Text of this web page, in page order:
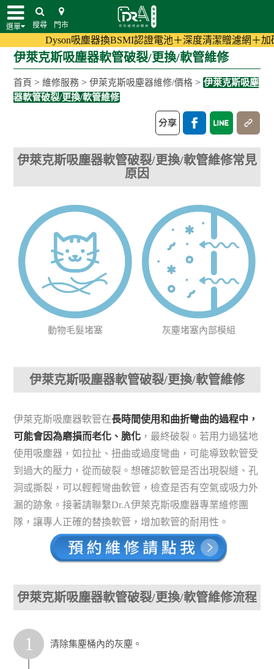
選單 搜尋 門市
Dyson吸塵器換BSMI認證電池＋深度清潔贈濾網＋加碼至
伊萊克斯吸塵器軟管破裂/更換/軟管維修
首頁 >維修服務 >伊萊克斯吸塵器維修/價格 > 伊萊克斯吸塵
器軟管破裂/更換/軟管維修
伊萊克斯吸塵器軟管破裂/更換/軟管維修常見
原因
動物毛髮堵塞 灰塵堵塞內部模組
伊萊克斯吸塵器軟管破裂/更換/軟管維修
伊萊克斯吸塵器軟管在長時間使用和曲折彎曲的過程中，
可能會因為磨損而老化、脆化 ，最終破裂。若用力過猛地
使用吸塵器，如拉扯、扭曲或過度彎曲，可能導致軟管受
到過大的壓力，從而破裂。想確認軟管是否出現裂縫、孔
洞或撕裂，可以輕輕彎曲軟管，檢查是否有空氣或吸力外
漏的跡象。接著請聯繫Dr.A伊萊克斯吸塵器專業維修團
隊，讓專人正確的替換軟管，增加軟管的耐用性。
伊萊克斯吸塵器軟管破裂/更換/軟管維修流程
1 清除集塵桶內的灰塵。